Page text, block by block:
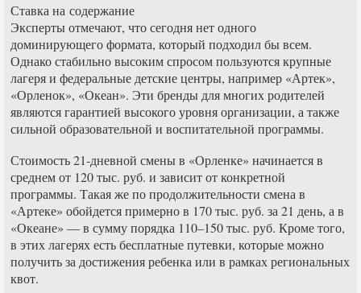
Ставка на содержание
Эксперты отмечают, что сегодня нет одного
доминирующего формата, который подходил бы всем.
Однако стабильно высоким спросом пользуются крупные
лагеря и федеральные детские центры, например «Артек»,
«Орленок», «Океан». Эти бренды для многих родителей
являются гарантией высокого уровня организации, а также
сильной образовательной и воспитательной программы.
Стоимость 21-дневной смены в «Орленке» начинается в
среднем от 120 тыс. руб. и зависит от конкретной
программы. Такая же по продолжительности смена в
«Артеке» обойдется примерно в 170 тыс. руб. за 21 день, а в
«Океане» — в сумму порядка 110–150 тыс. руб. Кроме того,
в этих лагерях есть бесплатные путевки, которые можно
получить за достижения ребенка или в рамках региональных
квот.